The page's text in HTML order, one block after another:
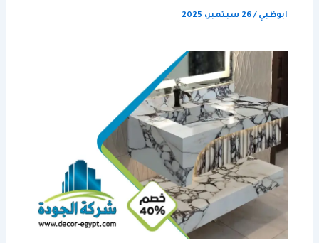
ابوظبي /26 سبتمبر، 2025